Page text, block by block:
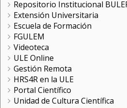
Repositorio Institucional
Extensión Universitaria
Escuela de Formación
FGULEM
Videoteca
ULE Online
Gestión Remota
HRS4R en la ULE
Portal Científico
Unidad de Cultura Científica